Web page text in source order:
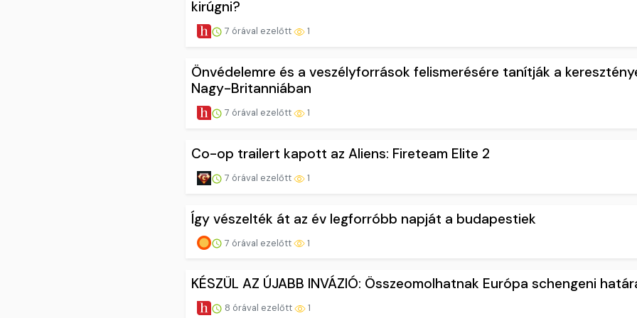
kirúgni?
7 órával ezelőtt 1
Önvédelemre és a veszélyforrások felismerésére tanítják a
Nagy-Britanniában
7 órával ezelőtt 1
Co-op trailert kapott az Aliens: Fireteam Elite 2
7 órával ezelőtt 1
Így vészelték át az év legforróbb napját a budapestiek
7 órával ezelőtt 1
KÉSZÜL AZ ÚJABB INVÁZIÓ: Összeomolhatnak Európa schengeni
8 órával ezelőtt 1